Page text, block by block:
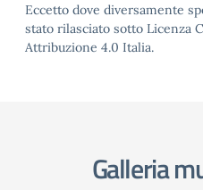
Eccetto dove diversamente
stato rilasciato sotto Licenza
Attribuzione 4.0 Italia.
Galleria